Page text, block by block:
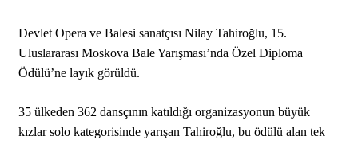
Devlet Opera ve Balesi sanatçısı Nilay Tahiroğlu, 15.
Uluslararası Moskova Bale Yarışması’nda Özel Diploma
Ödülü’ne layık görüldü.
35 ülkeden 362 dansçının katıldığı organizasyonun büyük
kızlar solo kategorisinde yarışan Tahiroğlu, bu ödülü alan tek